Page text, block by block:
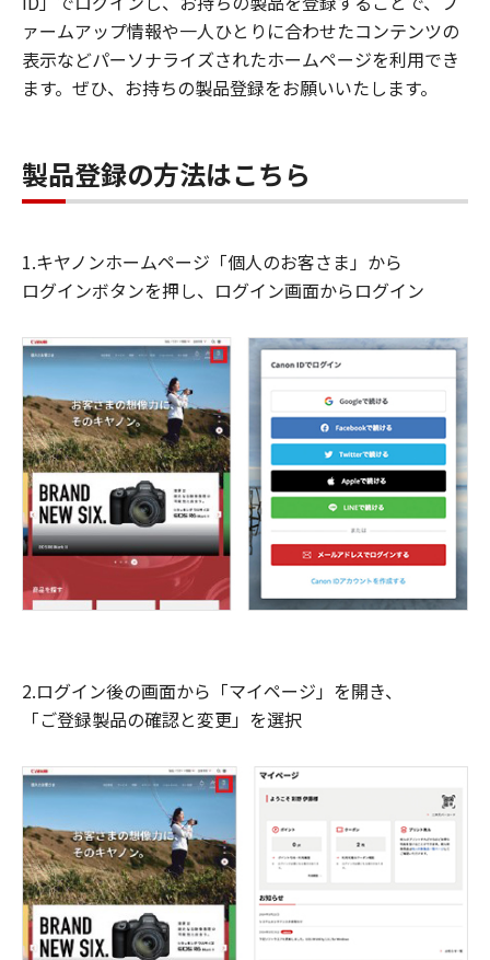
ァームアップ情報や一人ひとりに合わせたコンテンツの
表示などパーソナライズされたホームページを利用でき
ます。ぜひ、お持ちの製品登録をお願いいたします。
製品登録の方法はこちら
1.キヤノンホームページ「個人のお客さま」から
ログインボタンを押し、ログイン画面からログイン
2.ログイン後の画面から「マイページ」を開き、
「ご登録製品の確認と変更」を選択